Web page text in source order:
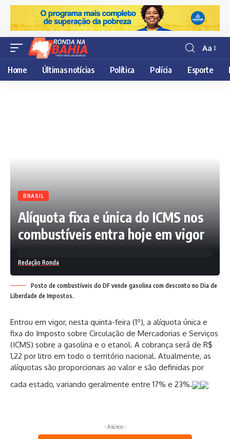
Resisor
de
fonte
Aa
Home Últimas notícias Política Polícia Esporte
BRASIL
Alíquota fixa e única do ICMS nos
combustíveis entra hoje em vigor
Redação Ronda
Posto de combustíveis do DF vende gasolina com desconto no Dia de
Liberdade de Impostos.
Entrou em vigor, nesta quinta-feira (1º), a alíquota única e
fixa do Imposto sobre Circulação de Mercadorias e Serviços
(ICMS) sobre a gasolina e o etanol. A cobrança será de R$
1,22 por litro em todo o território nacional. Atualmente, as
alíquotas são proporcionais ao valor e são definidas por
cada estado, variando geralmente entre 17% e 23%.
- Anúncio -